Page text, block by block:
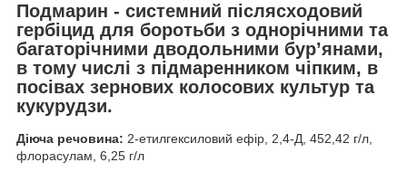
Подмарин - системний післясходовий
гербіцид для боротьби з однорічними та
багаторічними дводольними бур’янами,
в тому числі з підмаренником чіпким, в
посівах зернових колосових культур та
кукурудзи.
Діюча речовина: 2-етилгексиловий ефір, 2,4-Д, 452,42 г/л,
флорасулам, 6,25 г/л